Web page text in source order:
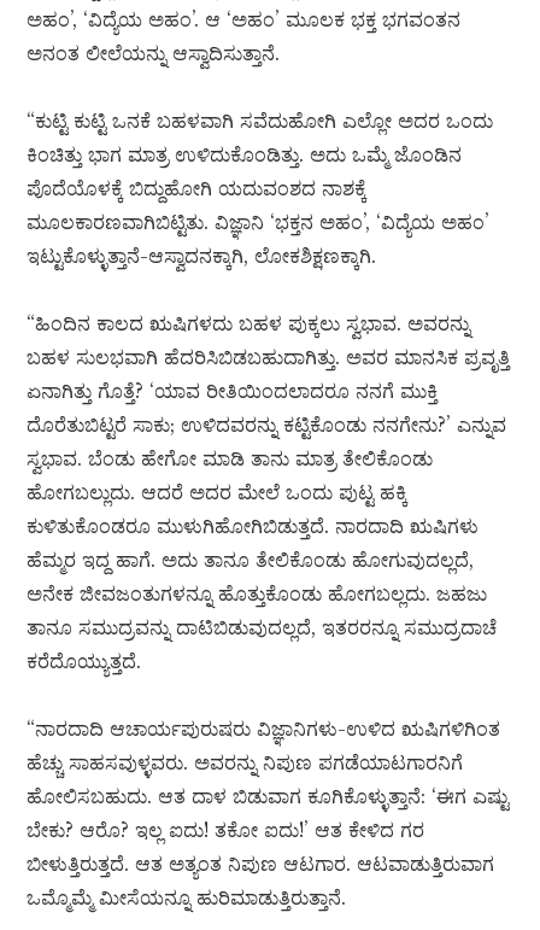
ಅಹಂ’, ‘ವಿದ್ಯೆಯ ಅಹಂ’. ಆ ‘ಅಹಂ’ ಮೂಲಕ ಭಕ್ತ ಭಗವಂತನ
ಅನಂತ ಲೀಲೆಯನ್ನು ಆಸ್ವಾದಿಸುತ್ತಾನೆ.
“ಕುಟ್ಟಿ ಕುಟ್ಟಿ ಒನಕೆ ಬಹಳವಾಗಿ ಸವೆದುಹೋಗಿ ಎಲ್ಲೋ ಅದರ ಒಂದು
ಕಿಂಚಿತ್ತು ಭಾಗ ಮಾತ್ರ ಉಳಿದುಕೊಂಡಿತ್ತು. ಅದು ಒಮ್ಮೆ ಜೊಂಡಿನ
ಪೊದೆಯೊಳಕ್ಕೆ ಬಿದ್ದುಹೋಗಿ ಯದುವಂಶದ ನಾಶಕ್ಕೆ
ಮೂಲಕಾರಣವಾಗಿಬಿಟ್ಟಿತು. ವಿಜ್ಞಾನಿ ‘ಭಕ್ತನ ಅಹಂ’, ‘ವಿದ್ಯೆಯ ಅಹಂ’
ಇಟ್ಟುಕೊಳ್ಳುತ್ತಾನೆ-ಆಸ್ವಾದನಕ್ಕಾಗಿ, ಲೋಕಶಿಕ್ಷಣಕ್ಕಾಗಿ.
“ಹಿಂದಿನ ಕಾಲದ ಋಷಿಗಳದು ಬಹಳ ಪುಕ್ಕಲು ಸ್ವಭಾವ. ಅವರನ್ನು
ಬಹಳ ಸುಲಭವಾಗಿ ಹೆದರಿಸಿಬಿಡಬಹುದಾಗಿತ್ತು. ಅವರ ಮಾನಸಿಕ ಪ್ರವೃತ್ತಿ
ಏನಾಗಿತ್ತು ಗೊತ್ತೆ? ‘ಯಾವ ರೀತಿಯಿಂದಲಾದರೂ ನನಗೆ ಮುಕ್ತಿ
ದೊರೆತುಬಿಟ್ಟರೆ ಸಾಕು; ಉಳಿದವರನ್ನು ಕಟ್ಟಿಕೊಂಡು ನನಗೇನು?’ ಎನ್ನುವ
ಸ್ವಭಾವ. ಬೆಂಡು ಹೇಗೋ ಮಾಡಿ ತಾನು ಮಾತ್ರ ತೇಲಿಕೊಂಡು
ಹೋಗಬಲ್ಲುದು. ಆದರೆ ಅದರ ಮೇಲೆ ಒಂದು ಪುಟ್ಟ ಹಕ್ಕಿ
ಕುಳಿತುಕೊಂಡರೂ ಮುಳುಗಿಹೋಗಿಬಿಡುತ್ತದೆ. ನಾರದಾದಿ ಋಷಿಗಳು
ಹೆಮ್ಮರ ಇದ್ದ ಹಾಗೆ. ಅದು ತಾನೂ ತೇಲಿಕೊಂಡು ಹೋಗುವುದಲ್ಲದೆ,
ಅನೇಕ ಜೀವಜಂತುಗಳನ್ನೂ ಹೊತ್ತುಕೊಂಡು ಹೋಗಬಲ್ಲದು. ಜಹಜು
ತಾನೂ ಸಮುದ್ರವನ್ನು ದಾಟಿಬಿಡುವುದಲ್ಲದೆ, ಇತರರನ್ನೂ ಸಮುದ್ರದಾಚೆ
ಕರೆದೊಯ್ಯುತ್ತದೆ.
“ನಾರದಾದಿ ಆಚಾರ್ಯಪುರುಷರು ವಿಜ್ಞಾನಿಗಳು-ಉಳಿದ ಋಷಿಗಳಿಗಿಂತ
ಹೆಚ್ಚು ಸಾಹಸವುಳ್ಳವರು. ಅವರನ್ನು ನಿಪುಣ ಪಗಡೆಯಾಟಗಾರನಿಗೆ
ಹೋಲಿಸಬಹುದು. ಆತ ದಾಳ ಬಿಡುವಾಗ ಕೂಗಿಕೊಳ್ಳುತ್ತಾನೆ: ‘ಈಗ ಎಷ್ಟು
ಬೇಕು? ಆರೊ? ಇಲ್ಲ ಐದು! ತಕೋ ಐದು!’ ಆತ ಕೇಳಿದ ಗರ
ಬೀಳುತ್ತಿರುತ್ತದೆ. ಆತ ಅತ್ಯಂತ ನಿಪುಣ ಆಟಗಾರ. ಆಟವಾಡುತ್ತಿರುವಾಗ
ಒಮ್ಮೊಮ್ಮೆ ಮೀಸೆಯನ್ನೂ ಹುರಿಮಾಡುತ್ತಿರುತ್ತಾನೆ.